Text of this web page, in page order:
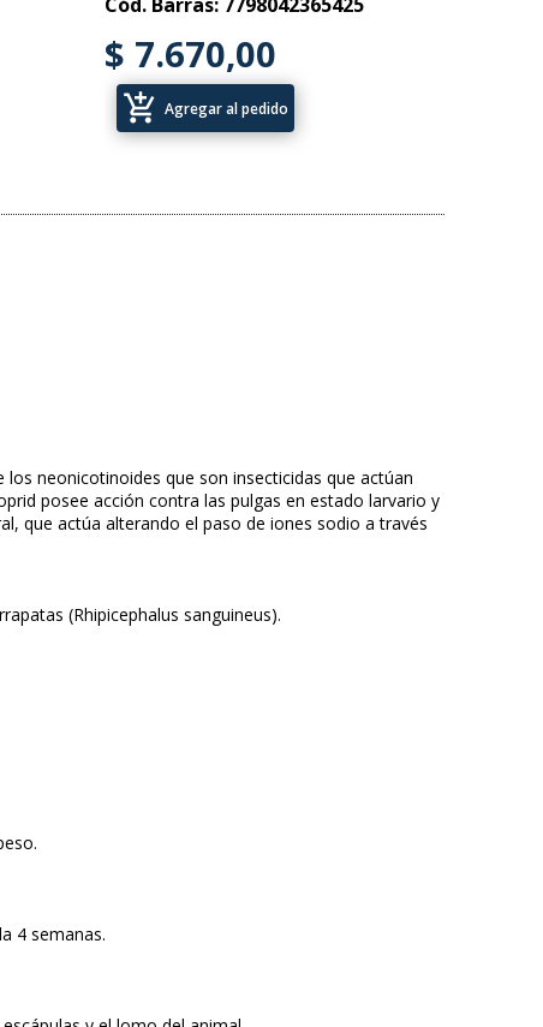
$ 7.670,00
add_shopping_cart Agregar al pedido
neonicotinoides que son insecticidas que actúan
posee acción contra las pulgas en estado larvario y
que actúa alterando el paso de iones sodio a través
(Rhipicephalus sanguineus).
4 semanas.